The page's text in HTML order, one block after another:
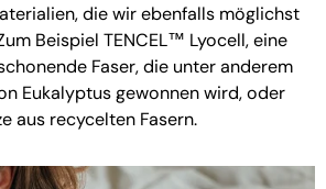
die wir ebenfalls möglichst
Beispiel TENCEL™ Lyocell, eine
Faser, die unter anderem
Eukalyptus gewonnen wird, oder
aus recycelten Fasern.